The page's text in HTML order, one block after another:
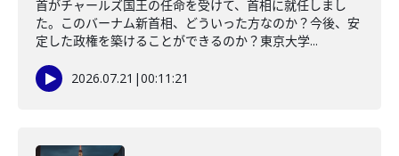
首がチャールズ国王の任命を受けて、首相に就任しまし
た。このバーナム新首相、どういった方なのか？今後、安
定した政権を築けることができるのか？東京大学...
2026.07.21 |00:11:21